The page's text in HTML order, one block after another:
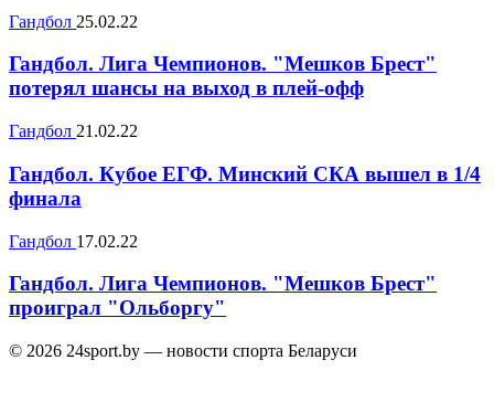
Гандбол 25.02.22
Гандбол. Лига Чемпионов. "Мешков Брест"
потерял шансы на выход в плей-офф
Гандбол 21.02.22
Гандбол. Кубое ЕГФ. Минский СКА вышел в 1/4
финала
Гандбол 17.02.22
Гандбол. Лига Чемпионов. "Мешков Брест"
проиграл "Ольборгу"
© 2026 24sport.by — новости спорта Беларуси